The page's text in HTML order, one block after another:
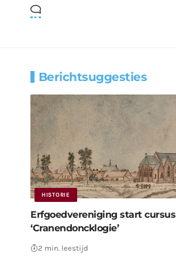
Berichtsuggesties
HISTORIE
Erfgoedvereniging start cursus
‘Cranendoncklogie’
2 min. leestijd